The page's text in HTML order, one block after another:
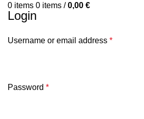
0 items 0 items / 0,00 €
Login
Username or email address *
Password *